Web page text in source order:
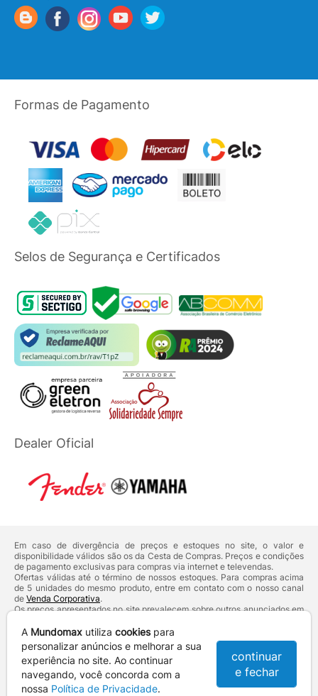
Formas de Pagamento
Selos de Segurança e Certificados
Dealer Oficial
Em caso de divergência de preços e estoques no site, o valor e
disponibilidade válidos são os da Cesta de Compras. Preços e condições
de pagamento exclusivas para compras via internet e televendas.
Ofertas válidas até o término de nossos estoques. Para compras acima
de 5 unidades do mesmo produto, entre em contato com o nosso canal
de Venda Corporativa.
Os preços apresentados no site prevalecem sobre outros anunciados em
Defesa do Consumidor:Lei nº 8.078.
Vendas sujeitas à confirmação de dados e análises de crédito e risco.
Razão Social: Hayamax Distribuidora de Produtos Eletrônicos Ltda -
CNPJ: 01.725.627/0002-53 - Endereço: R. Senador Souza Naves, 9 -
Centro - CEP: 86010-921 - Londrina / PR
A Mundomax utiliza cookiespara
personalizar anúncios e melhorar a sua
experiência no site. Ao continuar
navegando, você concorda com a
nossa Política de Privacidade.
continuar
e fechar